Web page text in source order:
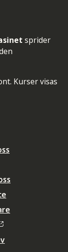
sprider
Kurser visas